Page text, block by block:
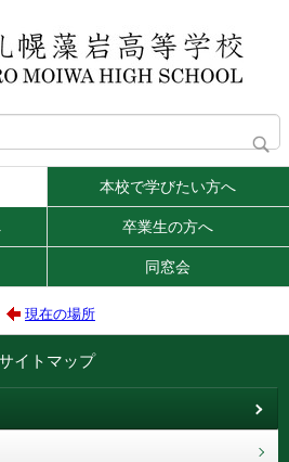
本校で学びたい方へ
卒業生の方へ
同窓会
現在の場所
イトマップ